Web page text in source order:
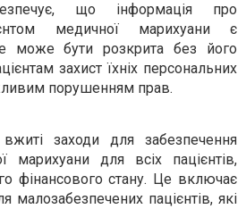
що інформація про
медичної марихуани є
може бути розкрита без його
захист їхніх персональних
порушенням прав.
заходи для забезпечення
марихуани для всіх пацієнтів,
фінансового стану. Це включає
малозабезпечених пацієнтів, які